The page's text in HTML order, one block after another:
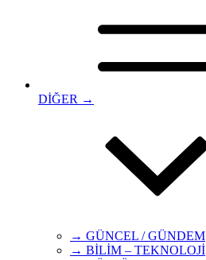
DİĞER →
→ GÜNCEL / GÜNDEM
→ BİLİM – TEKNOLOJİ